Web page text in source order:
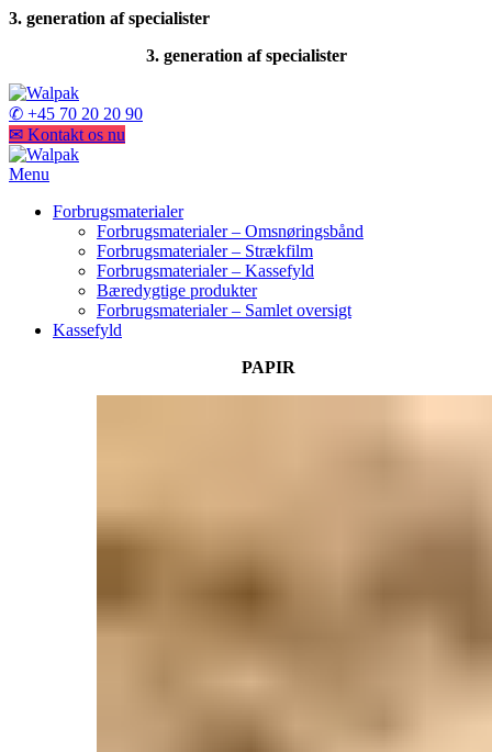
3. generation af specialister
3. generation af specialister
✆ +45 70 20 20 90
✉ Kontakt os nu
Menu
Forbrugsmaterialer
Forbrugsmaterialer – Omsnøringsbånd
Forbrugsmaterialer – Strækfilm
Forbrugsmaterialer – Kassefyld
Bæredygtige produkter
Forbrugsmaterialer – Samlet oversigt
Kassefyld
PAPIR